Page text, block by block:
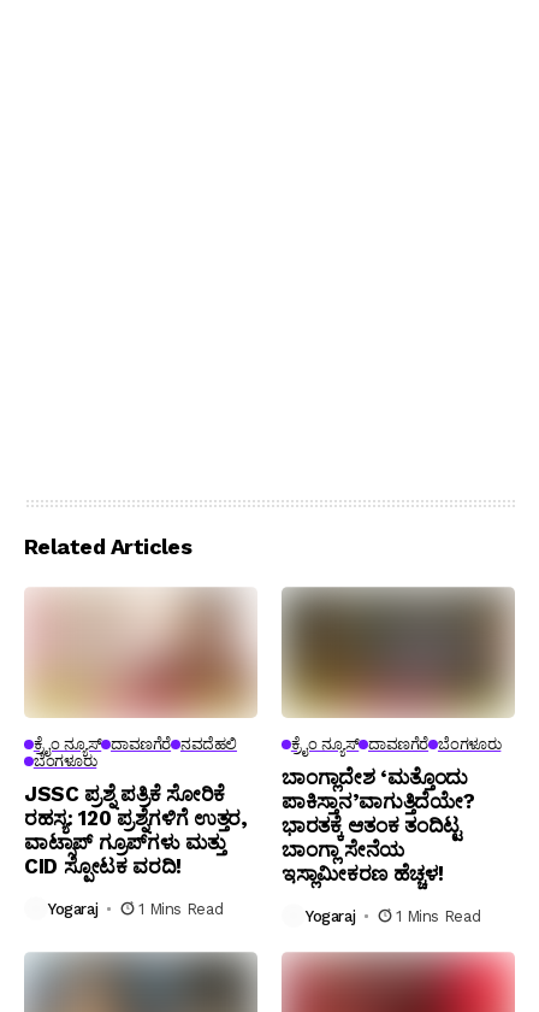
Related Articles
ಕ್ರೈಂ ನ್ಯೂಸ್ ದಾವಣಗೆರೆ ನವದೆಹಲಿ
ಬೆಂಗಳೂರು
JSSC ಪ್ರಶ್ನೆ ಪತ್ರಿಕೆ ಸೋರಿಕೆ
ರಹಸ್ಯ: 120 ಪ್ರಶ್ನೆಗಳಿಗೆ ಉತ್ತರ,
ವಾಟ್ಸಾಪ್‌ ಗ್ರೂಪ್‌ಗಳು ಮತ್ತು
CID ಸ್ಪೋಟಕ ವರದಿ!
Yogaraj 1 Mins Read
ಕ್ರೈಂ ನ್ಯೂಸ್ ದಾವಣಗೆರೆ ಬೆಂಗಳೂರು
ಬಾಂಗ್ಲಾದೇಶ ‘ಮತ್ತೊಂದು
ಪಾಕಿಸ್ತಾನ’ವಾಗುತ್ತಿದೆಯೇ?
ಭಾರತಕ್ಕೆ ಆತಂಕ ತಂದಿಟ್ಟ
ಬಾಂಗ್ಲಾ ಸೇನೆಯ
ಇಸ್ಲಾಮೀಕರಣ ಹೆಚ್ಚಳ!
Yogaraj 1 Mins Read